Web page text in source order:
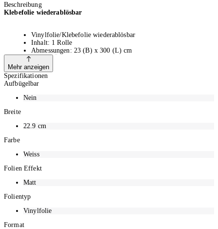
Beschreibung
Klebefolie wiederablösbar
Vinylfolie/Klebefolie wiederablösbar
Inhalt: 1 Rolle
Abmessungen: 23 (B) x 300 (L) cm
Für die Übertragung empfiehlt sich das Transfertape von
Silhouette (nicht im Lieferumfang enthalten)
Die hochwertige und selbstklebende Vinyl-Folie eignet sich für eine
erzeugt einen klassischen Look und eignet sich perfekt für Wandtattoos,
wiederablösbar und nicht wasserfest
Mehr anzeigen
Spezifikationen
Aufbügelbar
Nein
Breite
22.9 cm
Farbe
Weiss
Folien Effekt
Matt
Folientyp
Vinylfolie
Format